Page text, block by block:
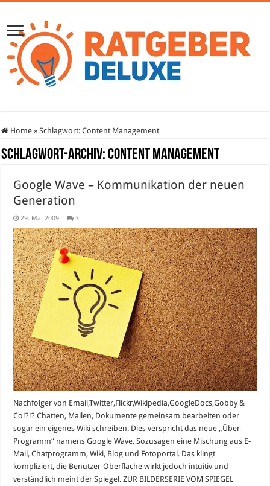
Home » Schlagwort:Content Management
Schlagwort-Archiv:Content Management
Google Wave – Kommunikation der neuen
Generation
29. Mai 2009 3
Nachfolger von Email,Twitter,Flickr,Wikipedia,GoogleDocs,Gobby &
Co!?!? Chatten, Mailen, Dokumente gemeinsam bearbeiten oder
sogar ein eigenes Wiki schreiben. Dies verspricht das neue „Über-
Programm“ namens Google Wave. Sozusagen eine Mischung aus E-
Mail, Chatprogramm, Wiki, Blog und Fotoportal. Das klingt
kompliziert, die Benutzer-Oberfläche wirkt jedoch intuitiv und
verständlich meint der Spiegel. ZUR BILDERSERIE VOM SPIEGEL